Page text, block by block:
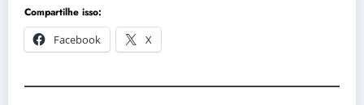
Compartilhe isso:
Facebook
X